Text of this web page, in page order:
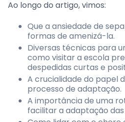
Ao longo do artigo, vimos:
Que a ansiedade de
formas de amenizá-la.
Diversas técnicas para
como visitar a escola
despedidas curtas e
A crucialidade do papel
processo de adaptação.
A importância de uma
facilitar a adaptação